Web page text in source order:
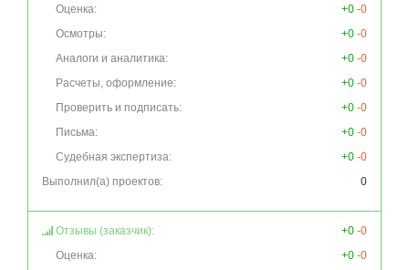
Оценка:
+0 -0
Осмотры:
+0 -0
Аналоги и аналитика:
+0 -0
Расчеты, оформление:
+0 -0
Проверить и подписать:
+0 -0
Письма:
+0 -0
Судебная экспертиза:
+0 -0
Выполнил(а) проектов:
0
Отзывы (заказчик): +0 -0
Оценка:
+0 -0